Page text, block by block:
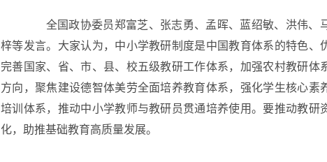
全国政协委员郑富芝、张志勇、孟晖、蓝绍敏、洪伟、
梓等发言。大家认为，中小学教研制度是中国教育体系的特色、
完善国家、省、市、县、校五级教研工作体系，加强农村教研
方向，聚焦建设德智体美劳全面培养教育体系，强化学生核心
培训体系，推动中小学教师与教研员贯通培养使用。要推动教研
化，助推基础教育高质量发展。